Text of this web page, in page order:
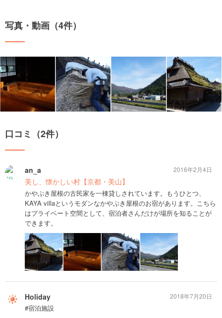
写真・動画（4件）
口コミ（2件）
an_a
美し、懐かしい村【京都・美山】
かやぶき屋根の古民家を一棟貸しされています。もうひとつ、
KAYA villaというモダンなかやぶき屋根のお宿があります。こちら
はプライベート空間として、宿泊者さんだけが場所を知ることが
できます。
2016年2月4日
Holiday
#宿泊施設
2018年7月20日